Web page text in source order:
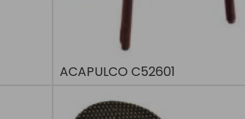
ACAPULCO C52601